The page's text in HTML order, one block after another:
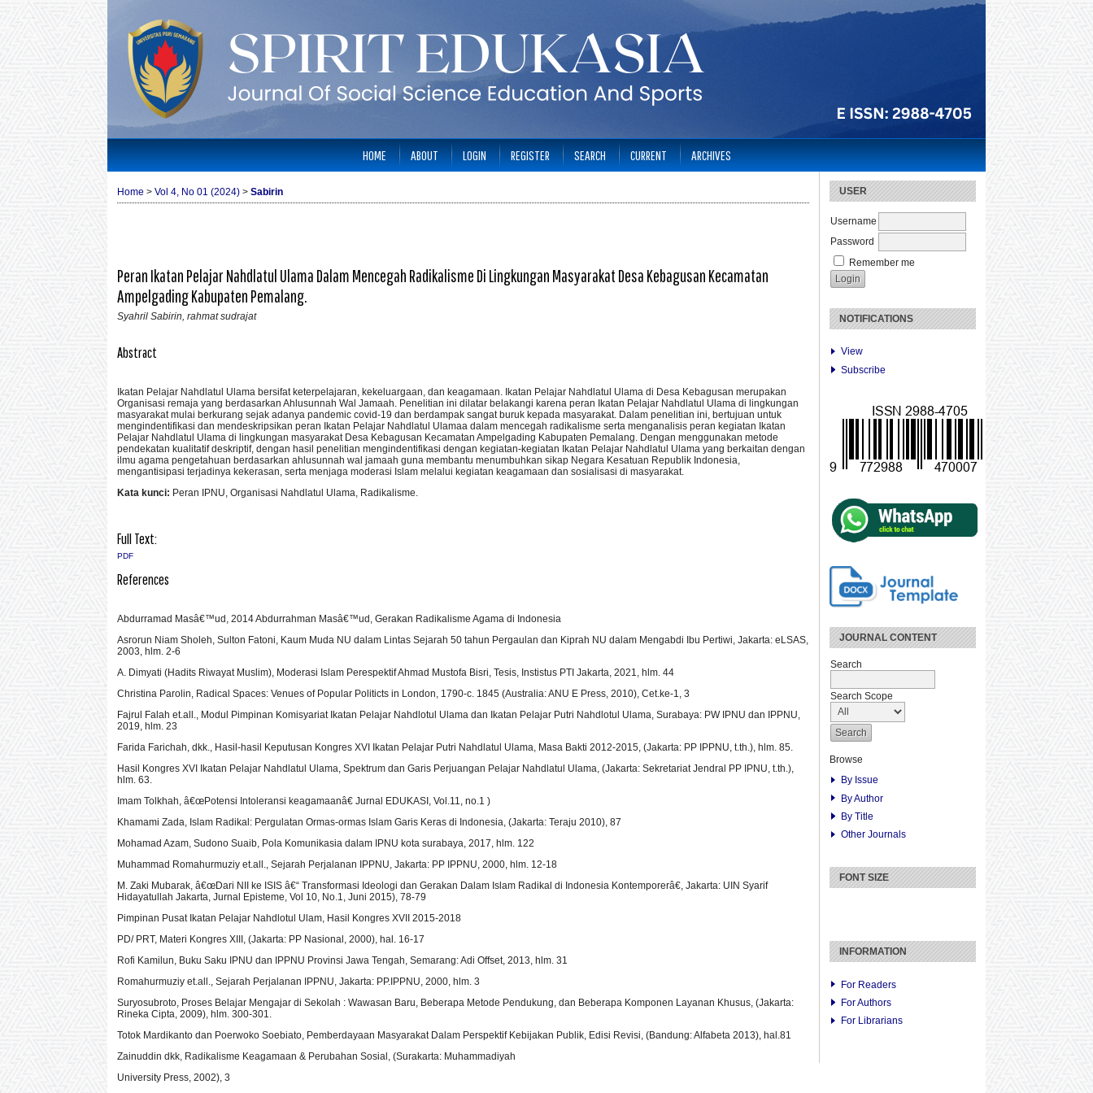
USER
Username
Password
Remember me
NOTIFICATIONS
View
Subscribe
JOURNAL CONTENT
Search
Search Scope
Browse
By Issue
By Author
By Title
Other Journals
FONT SIZE
INFORMATION
For Readers
For Authors
For Librarians
HOME ABOUT LOGIN REGISTER SEARCH CURRENT ARCHIVES
Home > Vol 4, No 01 (2024) > Sabirin
Peran Ikatan Pelajar Nahdlatul Ulama Dalam Mencegah Radikalisme Di Lingkungan Masyarakat Desa Kebagusan Kecamatan
Ampelgading Kabupaten Pemalang.
Syahril Sabirin, rahmat sudrajat
Abstract
Ikatan Pelajar Nahdlatul Ulama bersifat keterpelajaran, kekeluargaan, dan keagamaan. Ikatan Pelajar Nahdlatul Ulama di Desa Kebagusan merupakan
Organisasi remaja yang berdasarkan Ahlusunnah Wal Jamaah. Penelitian ini dilatar belakangi karena peran Ikatan Pelajar Nahdlatul Ulama di lingkungan
masyarakat mulai berkurang sejak adanya pandemic covid-19 dan berdampak sangat buruk kepada masyarakat. Dalam penelitian ini, bertujuan untuk
mengindentifikasi dan mendeskripsikan peran Ikatan Pelajar Nahdlatul Ulamaa dalam mencegah radikalisme serta menganalisis peran kegiatan Ikatan
Pelajar Nahdlatul Ulama di lingkungan masyarakat Desa Kebagusan Kecamatan Ampelgading Kabupaten Pemalang. Dengan menggunakan metode
pendekatan kualitatif deskriptif, dengan hasil penelitian mengindentifikasi dengan kegiatan-kegiatan Ikatan Pelajar Nahdlatul Ulama yang berkaitan dengan
ilmu agama pengetahuan berdasarkan ahlusunnah wal jamaah guna membantu menumbuhkan sikap Negara Kesatuan Republik Indonesia,
mengantisipasi terjadinya kekerasan, serta menjaga moderasi Islam melalui kegiatan keagamaan dan sosialisasi di masyarakat.
Kata kunci: Peran IPNU, Organisasi Nahdlatul Ulama, Radikalisme.
Full Text:
PDF
References
Abdurramad Masâ€™ud, 2014 Abdurrahman Masâ€™ud, Gerakan Radikalisme Agama di Indonesia
Asrorun Niam Sholeh, Sulton Fatoni, Kaum Muda NU dalam Lintas Sejarah 50 tahun Pergaulan dan Kiprah NU dalam Mengabdi Ibu Pertiwi, Jakarta: eLSAS,
2003, hlm. 2-6
A. Dimyati (Hadits Riwayat Muslim), Moderasi Islam Perespektif Ahmad Mustofa Bisri, Tesis, Instistus PTI Jakarta, 2021, hlm. 44
Christina Parolin, Radical Spaces: Venues of Popular Politicts in London, 1790-c. 1845 (Australia: ANU E Press, 2010), Cet.ke-1, 3
Fajrul Falah et.all., Modul Pimpinan Komisyariat Ikatan Pelajar Nahdlotul Ulama dan Ikatan Pelajar Putri Nahdlotul Ulama, Surabaya: PW IPNU dan IPPNU,
2019, hlm. 23
Farida Farichah, dkk., Hasil-hasil Keputusan Kongres XVI Ikatan Pelajar Putri Nahdlatul Ulama, Masa Bakti 2012-2015, (Jakarta: PP IPPNU, t.th.), hlm. 85.
Hasil Kongres XVI Ikatan Pelajar Nahdlatul Ulama, Spektrum dan Garis Perjuangan Pelajar Nahdlatul Ulama, (Jakarta: Sekretariat Jendral PP IPNU, t.th.),
hlm. 63.
Imam Tolkhah, â€œPotensi Intoleransi keagamaanâ€ Jurnal EDUKASI, Vol.11, no.1 )
Khamami Zada, Islam Radikal: Pergulatan Ormas-ormas Islam Garis Keras di Indonesia, (Jakarta: Teraju 2010), 87
Mohamad Azam, Sudono Suaib, Pola Komunikasia dalam IPNU kota surabaya, 2017, hlm. 122
Muhammad Romahurmuziy et.all., Sejarah Perjalanan IPPNU, Jakarta: PP IPPNU, 2000, hlm. 12-18
M. Zaki Mubarak, â€œDari NII ke ISIS â€“ Transformasi Ideologi dan Gerakan Dalam Islam Radikal di Indonesia Kontemporerâ€, Jakarta: UIN Syarif
Hidayatullah Jakarta, Jurnal Episteme, Vol 10, No.1, Juni 2015), 78-79
Pimpinan Pusat Ikatan Pelajar Nahdlotul Ulam, Hasil Kongres XVII 2015-2018
PD/ PRT, Materi Kongres XIII, (Jakarta: PP Nasional, 2000), hal. 16-17
Rofi Kamilun, Buku Saku IPNU dan IPPNU Provinsi Jawa Tengah, Semarang: Adi Offset, 2013, hlm. 31
Romahurmuziy et.all., Sejarah Perjalanan IPPNU, Jakarta: PP.IPPNU, 2000, hlm. 3
Suryosubroto, Proses Belajar Mengajar di Sekolah : Wawasan Baru, Beberapa Metode Pendukung, dan Beberapa Komponen Layanan Khusus, (Jakarta:
Rineka Cipta, 2009), hlm. 300-301.
Totok Mardikanto dan Poerwoko Soebiato, Pemberdayaan Masyarakat Dalam Perspektif Kebijakan Publik, Edisi Revisi, (Bandung: Alfabeta 2013), hal.81
Zainuddin dkk, Radikalisme Keagamaan & Perubahan Sosial, (Surakarta: Muhammadiyah
University Press, 2002), 3